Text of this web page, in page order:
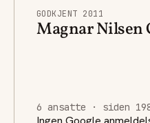
GODKJENT 2011
Magnar Nilsen
6 ansatte · siden